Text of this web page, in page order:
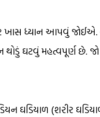
ખાસ ધ્યાન આપવું
ઘટવું મહત્વપૂર્ણ છે.
ઘડિયાળ (શરીર